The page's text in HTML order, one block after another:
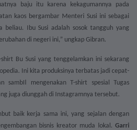
baju itu karena kekagumannya pada
kaos bergambar Menteri Susi ini sebagai
beliau. Ibu Susi adalah sosok tangguh yang
di negeri ini,” ungkap Gibran.
Bu Susi yang tenggelamkan ini sekarang
Ini kita produksinya terbatas jadi cepat-
sambIl mengenakan T-shirt spesial Tugas
juga diunggah di Instagramnya tersebut.
baik kerja sama ini, yang sejalan dengan
bisnis kreator muda lokal. Garri